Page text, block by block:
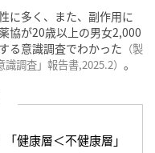
に多く、また、副作用に
協が20歳以上の男女2,000
る意識調査でわかった （製
調査」報告書,2025.2） 。
健康層＜不健康層」